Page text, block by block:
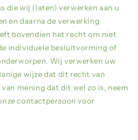
die wij (laten) verwerken aan u
en daarna de verwerking
bovendien het recht om niet
individuele besluitvorming of
Wij verwerken uw
wijze dat dit recht van
mening dat dit wel zo is, neem
contactpersoon voor